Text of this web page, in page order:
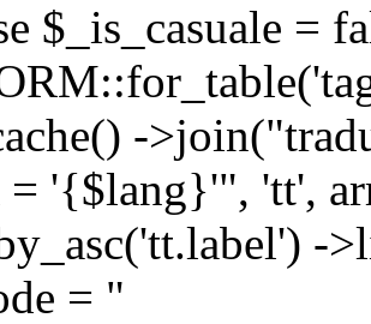
$_is_casuale =
-
= '{$lang}'", 'tt',
-
= "